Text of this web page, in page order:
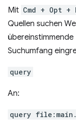
Mit Cmd + Opt +
Quellen suchen
Suchumfang
query
An:
query